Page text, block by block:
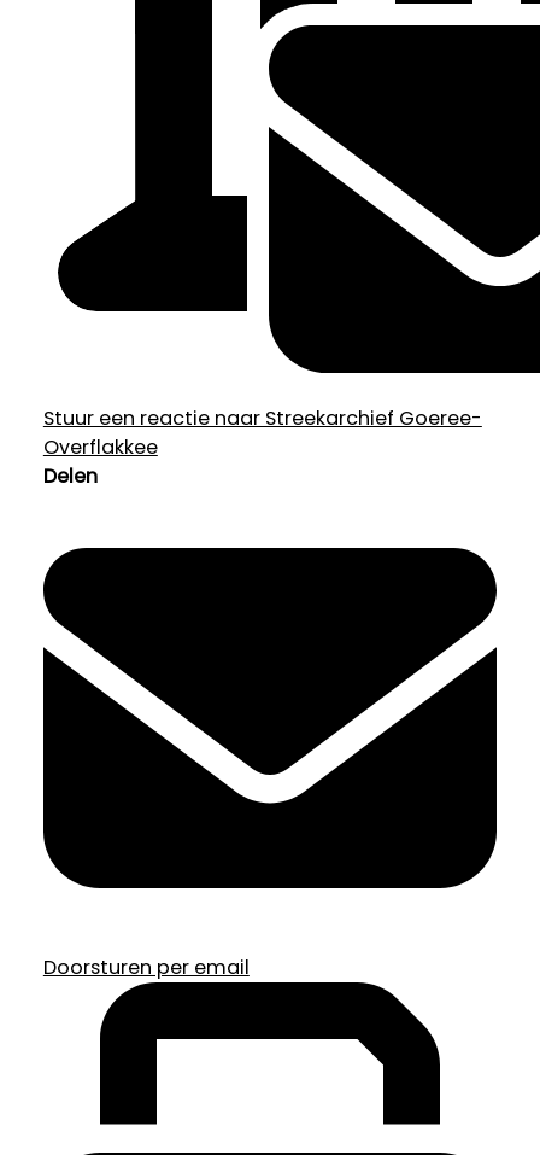
Stuur een reactie naar Streekarchief Goeree-
Overflakkee
Delen
Doorsturen per email